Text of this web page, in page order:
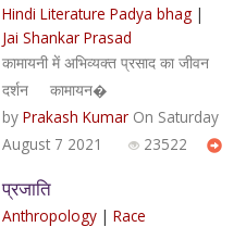
Hindi Literature Padya bhag|
Jai Shankar Prasad
कामायनी में अभिव्यक्त प्रसाद का जीवन
दर्शन कामायन�
by Prakash KumarOn Saturday
August 7 2021
23522
प्रजाति
Anthropology| Race